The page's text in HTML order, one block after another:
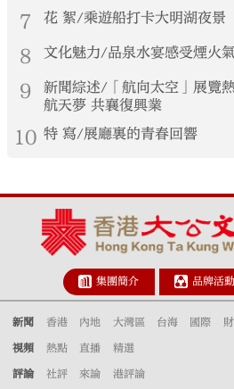
7 花 絮/乘遊船打卡大明湖夜景
8 文化魅力/品泉水宴感受煙火
9
新聞綜述/「航向太空」展覽
航天夢 共襄復興業
10 特 寫/展廳裏的青春回響
集團簡介 品牌活動
新聞 香港 內地 大灣區 台海 國際
視頻 熱點 直播 精選
評論 社評 來論 港評論